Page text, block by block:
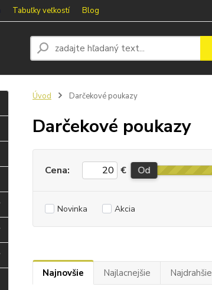
Tabuľky veľkostí Blog
Úvod Darčekové poukazy
Darčekové poukazy
Cena: € Od
Novinka Akcia
Najnovšie Najlacnejšie Najdrahšie